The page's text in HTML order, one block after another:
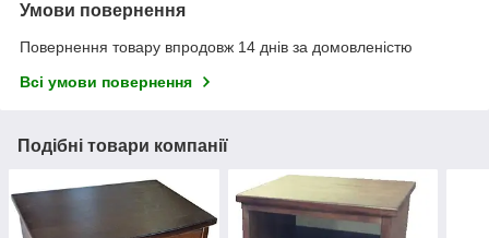
Умови повернення
Повернення товару впродовж 14 днів за домовленістю
Всі умови повернення
Подібні товари компанії